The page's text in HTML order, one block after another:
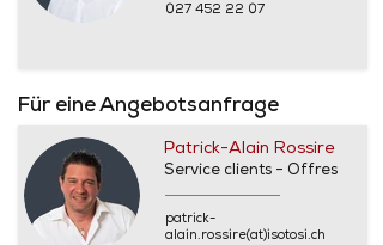
027 452 22 07
Für eine Angebotsanfrage
Patrick-Alain Rossire
Service clients - Offres
patrick-
alain.rossire(at)isotosi.ch